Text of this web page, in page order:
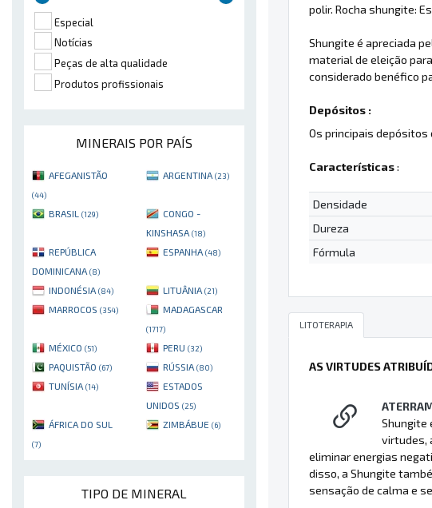
Especial
Notícias
Peças de alta qualidade
Produtos profissionais
MINERAIS POR PAÍS
AFEGANISTÃO
(44)
ARGENTINA (23)
BRASIL (129)
CONGO -
KINSHASA (18)
REPÚBLICA
DOMINICANA (8)
ESPANHA (48)
INDONÉSIA (84) LITUÂNIA (21)
MARROCOS (354) MADAGASCAR
(1717)
MÉXICO (51) PERU (32)
PAQUISTÃO (67) RÚSSIA (80)
TUNÍSIA (14)
ESTADOS
UNIDOS (25)
ÁFRICA DO SUL
(7)
ZIMBÁBUE (6)
TIPO DE MINERAL
polir. Rocha shungite:
Shungite é apreciada
material de eleição
considerado benéfico
Depósitos :
Os principais depósitos
Características:
Densidade
Dureza
Fórmula
LITOTERAPIA
AS VIRTUDES
Shungite
virtudes,
eliminar energias
disso, a Shungite
sensação de calma e